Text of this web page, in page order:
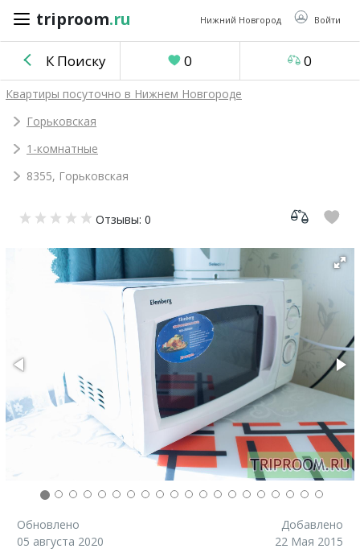
triproom.ru Нижний Новгород Войти
triproom .ru
Российский
Войти / Зарегистрироваться
объявление
Сравнение
К Поиску 0 0
Квартиры посуточно в Нижнем Новгороде
Горьковская
1-комнатные
8355, Горьковская
Отзывы: 0
Обновлено
05 августа 2020
Добавлено
22 Мая 2015